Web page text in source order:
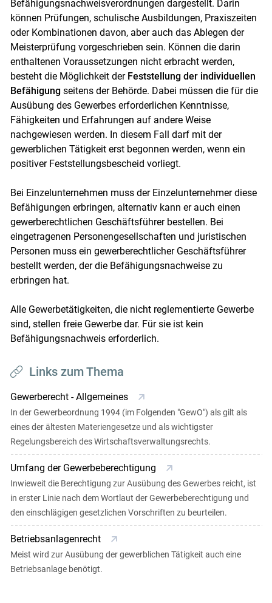
Befähigungsnachweisverordnungen dargestellt. Darin
können Prüfungen, schulische Ausbildungen, Praxiszeiten
oder Kombinationen davon, aber auch das Ablegen der
Meisterprüfung vorgeschrieben sein. Können die darin
enthaltenen Voraussetzungen nicht erbracht werden,
besteht die Möglichkeit der Feststellung der individuellen
Befähigungseitens der Behörde. Dabei müssen die für die
Ausübung des Gewerbes erforderlichen Kenntnisse,
Fähigkeiten und Erfahrungen auf andere Weise
nachgewiesen werden. In diesem Fall darf mit der
gewerblichen Tätigkeit erst begonnen werden, wenn ein
positiver Feststellungsbescheid vorliegt.
Bei Einzelunternehmen muss der Einzelunternehmer diese
Befähigungen erbringen, alternativ kann er auch einen
gewerberechtlichen Geschäftsführer bestellen. Bei
eingetragenen Personengesellschaften und juristischen
Personen muss ein gewerberechtlicher Geschäftsführer
bestellt werden, der die Befähigungsnachweise zu
erbringen hat.
Alle Gewerbetätigkeiten, die nicht reglementierte Gewerbe
sind, stellen freie Gewerbe dar. Für sie ist kein
Befähigungsnachweis erforderlich.
Links zum Thema
Gewerberecht - Allgemeines
In der Gewerbeordnung 1994 (im Folgenden "GewO") als gilt als
eines der ältesten Materiengesetze und als wichtigster
Regelungsbereich des Wirtschaftsverwaltungsrechts.
Umfang der Gewerbeberechtigung
Inwieweit die Berechtigung zur Ausübung des Gewerbes reicht, ist
in erster Linie nach dem Wortlaut der Gewerbeberechtigung und
den einschlägigen gesetzlichen Vorschriften zu beurteilen.
Betriebsanlagenrecht
Meist wird zur Ausübung der gewerblichen Tätigkeit auch eine
Betriebsanlage benötigt.